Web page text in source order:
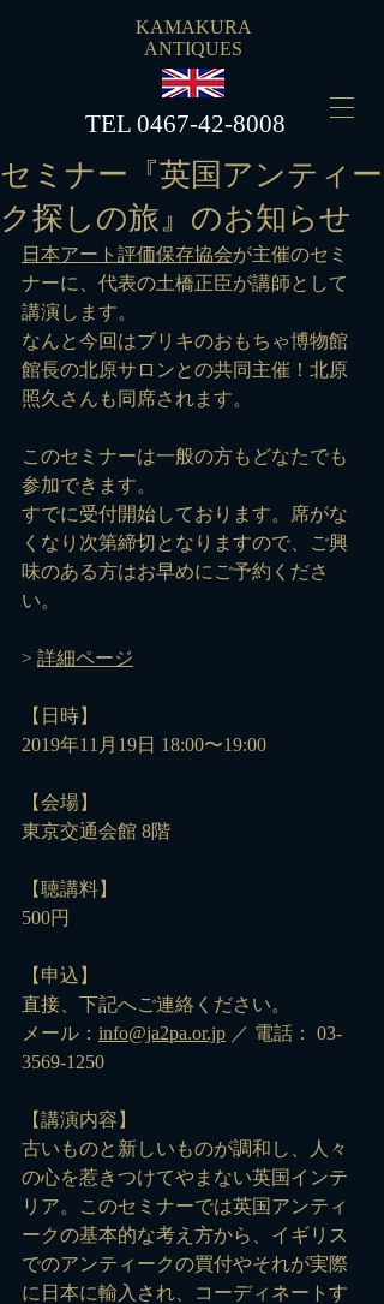
KAMAKURA
ANTIQUES
​TEL 0467-42-8008
セミナー『英国アンティー
ク探しの旅』のお知らせ
日本アート評価保存協会が主催のセミ
ナーに、代表の土橋正臣が講師として
講演します。
なんと今回はブリキのおもちゃ博物館
館長の北原サロンとの共同主催！北原
照久さんも同席されます。
このセミナーは一般の方もどなたでも
参加できます。
すでに受付開始しております。席がな
くなり次第締切となりますので、ご興
味のある方はお早めにご予約くださ
い。
> 詳細ページ
【日時】
2019年11月19日 18:00〜19:00
【会場】
東京交通会館 8階
【聴講料】
500円
【申込】
直接、下記へご連絡ください。
メール： info@ja2pa.or.jp ／ 電話： 03-
3569-1250
【講演内容】
古いものと新しいものが調和し、人々
の心を惹きつけてやまない英国インテ
リア。このセミナーでは英国アンティ
ークの基本的な考え方から、イギリス
でのアンティークの買付やそれが実際
に日本に輸入され、コーディネートす